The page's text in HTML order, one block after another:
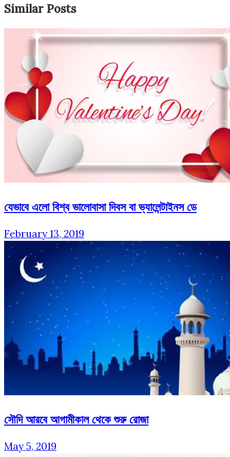
Similar Posts
যেভাবে এলো বিশ্ব ভালোবাসা দিবস বা ভ্যালেন্টাইনস ডে
February 13, 2019
সৌদি আরবে আগামীকাল থেকে শুরু রোজা
May 5, 2019